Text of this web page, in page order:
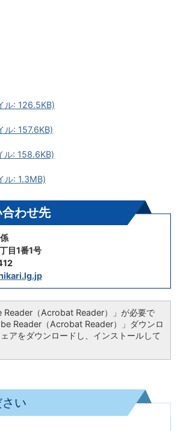
ル: 126.5KB)
ル: 157.6KB)
ル: 158.6KB)
ル: 1.3MB)
わせ先
目1番1号
Reader（Acrobat Reader）」が必要で
Reader（Acrobat Reader）」ダウンロ
アをダウンロードし、インストールして
い